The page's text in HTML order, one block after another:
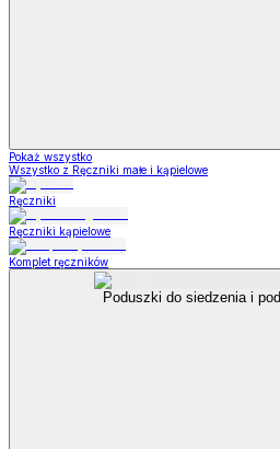
Pokaż wszystko
Wszystko z Ręczniki małe i kąpielowe
Ręczniki
Ręczniki kąpielowe
Komplet ręczników
Poduszki do siedzenia i